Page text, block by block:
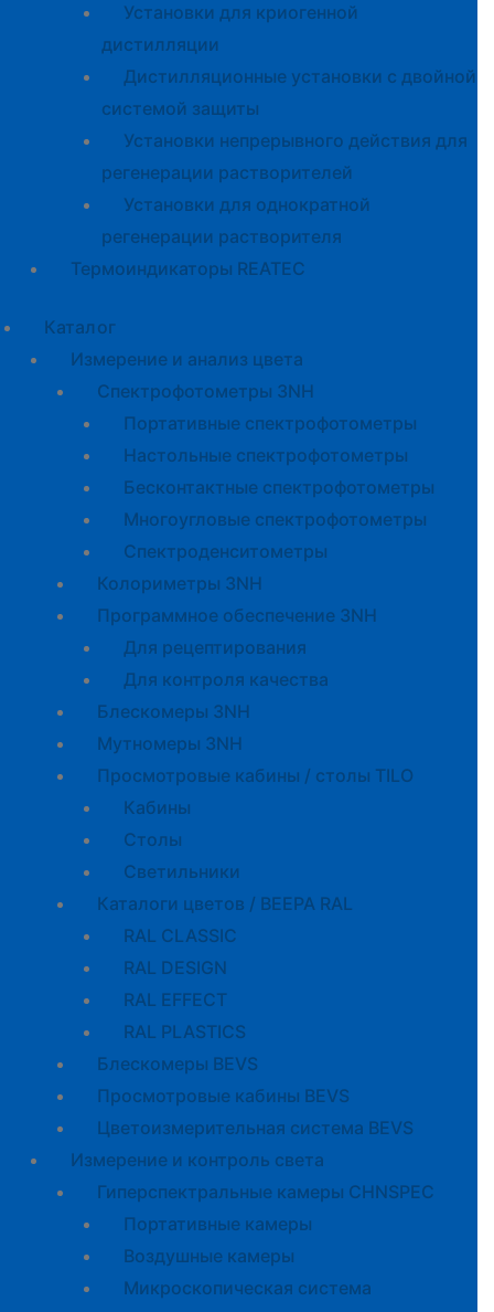
Установки для криогенной
дистилляции
Дистилляционные установки с двойной
системой защиты
Установки непрерывного действия для
регенерации растворителей
Установки для однократной
регенерации растворителя
Термоиндикаторы REATEC
Каталог
Измерение и анализ цвета
Спектрофотометры 3NH
Портативные спектрофотометры
Настольные спектрофотометры
Бесконтактные спектрофотометры
Многоугловые спектрофотометры
Спектроденситометры
Колориметры 3NH
Программное обеспечение 3NH
Для рецептирования
Для контроля качества
Блескомеры 3NH
Мутномеры 3NH
Просмотровые кабины / столы TILO
Кабины
Cтолы
Светильники
Каталоги цветов / BEEPA RAL
RAL CLASSIC
RAL DESIGN
RAL EFFECT
RAL PLASTICS
Блескомеры BEVS
Просмотровые кабины BEVS
Цветоизмерительная система BEVS
Измерение и контроль света
Гиперспектральные камеры CHNSPEC
Портативные камеры
Воздушные камеры
Микроскопическая система